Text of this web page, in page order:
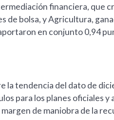
financiera, que
de bolsa, y Agricultura,
en conjunto 0,94
la tendencia del dato de
para los planes oficiales y
de maniobra de la